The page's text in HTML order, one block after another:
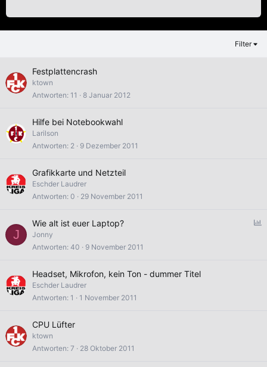
Filter
Festplattencrash
ktown
Antworten 11 8 Januar 2012
Hilfe bei Notebookwahl
Larilson
Antworten 2 9 Dezember 2011
Grafikkarte und Netzteil
Eschder Laudrer
Antworten 0 29 November 2011
J
Wie alt ist euer Laptop?
Jonny
Antworten 40 9 November 2011
Headset, Mikrofon, kein Ton - dummer Titel
Eschder Laudrer
Antworten 1 1 November 2011
CPU Lüfter
ktown
Antworten 7 28 Oktober 2011